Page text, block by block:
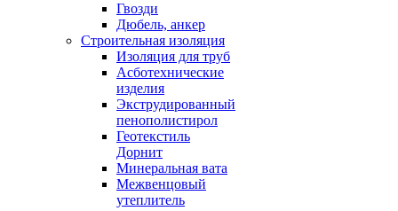
Гвозди
Дюбель, анкер
Строительная изоляция
Изоляция для труб
Асботехнические
изделия
Экструдированный
пенополистирол
Геотекстиль
Дорнит
Минеральная вата
Межвенцовый
утеплитель